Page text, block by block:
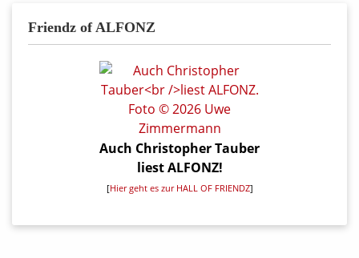
Friendz of ALFONZ
Auch Christopher Tauber
liest ALFONZ!
[Hier geht es zur HALL OF FRIENDZ]